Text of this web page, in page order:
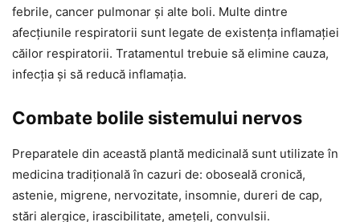
febrile, cancer pulmonar și alte boli. Multe dintre
afecțiunile respiratorii sunt legate de existența inflamației
căilor respiratorii. Tratamentul trebuie să elimine cauza,
infecția și să reducă inflamația.
Combate bolile sistemului nervos
Preparatele din această plantă medicinală sunt utilizate în
medicina tradițională în cazuri de: oboseală cronică,
astenie, migrene, nervozitate, insomnie, dureri de cap,
stări alergice, irascibilitate, amețeli, convulsii.